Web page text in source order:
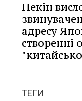
Пекін
адресу
створенні
ТЕГИ